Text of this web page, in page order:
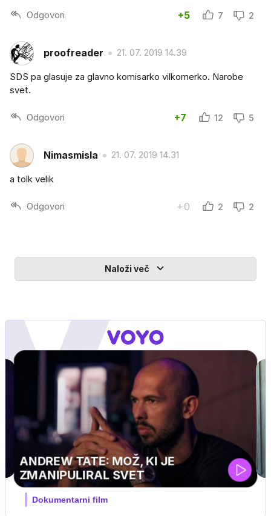
Odgovori +5 7 2
proofreader 21. 07. 2019 14.39
SDS pa glasuje za glavno komisarko vilkomerko. Narobe
svet.
Odgovori +7 12 5
Nimasmisla 21. 07. 2019 14.31
a tolk velik
Odgovori +0 2 2
Naloži več
MOJ PRIJATELJ PINGVIN
Film meseca / družinski, pustolovski